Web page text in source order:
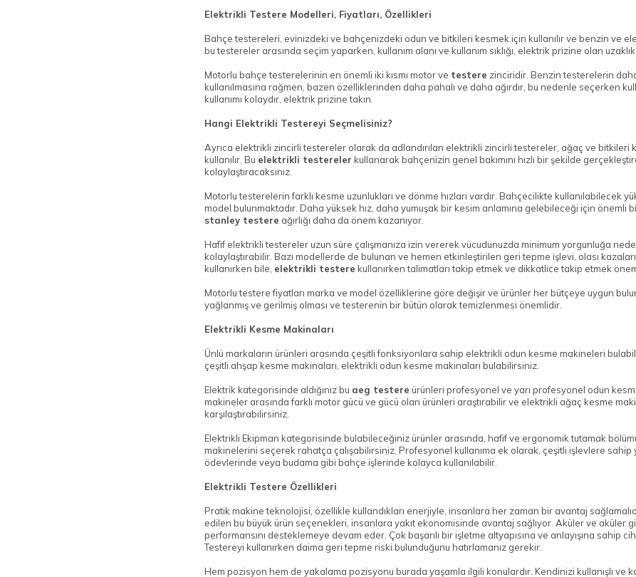
Elektrikli Testere Modelleri, Fiyatları, Özellikleri
​​​​​​​Bahçe testereleri, evinizdeki ve bahçenizdeki odun ve bitkileri kesmek için kullanılır ve benzin ve
bu testereler arasında seçim yaparken, kullanım alanı ve kullanım sıklığı, elektrik prizine olan
Motorlu bahçe testerelerinin en önemli iki kısmı motor ve testere zinciridir. Benzin testerelerin
kullanılmasına rağmen, bazen özelliklerinden daha pahalı ve daha ağırdır, bu nedenle seçerken
kullanımı kolaydır, elektrik prizine takın.
Hangi Elektrikli Testereyi Seçmelisiniz?
Ayrıca elektrikli zincirli testereler olarak da adlandırılan elektrikli zincirli testereler, ağaç ve bitkileri
kullanılır. Bu elektrikli testereler kullanarak bahçenizin genel bakımını hızlı bir şekilde
kolaylaştıracaksınız.
Motorlu testerelerin farklı kesme uzunlukları ve dönme hızları vardır. Bahçecilikte kullanılabilecek
model bulunmaktadır. Daha yüksek hız, daha yumuşak bir kesim anlamına gelebileceği için önemli
stanley testere ağırlığı daha da önem kazanıyor.
Hafif elektrikli testereler uzun süre çalışmanıza izin vererek vücudunuzda minimum yorgunluğa
kolaylaştırabilir. Bazı modellerde de bulunan ve hemen etkinleştirilen geri tepme işlevi, olası
kullanırken bile, elektrikli testere kullanırken talimatları takip etmek ve dikkatlice takip etmek
Motorlu testere fiyatları marka ve model özelliklerine göre değişir ve ürünler her bütçeye uygun
yağlanmış ve gerilmiş olması ve testerenin bir bütün olarak temizlenmesi önemlidir.
Elektrikli Kesme Makinaları
Ünlü markaların ürünleri arasında çeşitli fonksiyonlara sahip elektrikli odun kesme makineleri
çeşitli ahşap kesme makinaları, elektrikli odun kesme makinaları bulabilirsiniz.
Elektrik kategorisinde aldığınız bu aeg testere ürünleri profesyonel ve yarı profesyonel odun
makineler arasında farklı motor gücü ve gücü olan ürünleri araştırabilir ve elektrikli ağaç kesme
karşılaştırabilirsiniz.
Elektrikli Ekipman kategorisinde bulabileceğiniz ürünler arasında, hafif ve ergonomik tutamak
makinelerini seçerek rahatça çalışabilirsiniz. Profesyonel kullanıma ek olarak, çeşitli işlevlere
ödevlerinde veya budama gibi bahçe işlerinde kolayca kullanılabilir.
Elektrikli Testere Özellikleri
Pratik makine teknolojisi, özellikle kullandıkları enerjiyle, insanlara her zaman bir avantaj
edilen bu büyük ürün seçenekleri, insanlara yakıt ekonomisinde avantaj sağlıyor. Aküler ve aküler
performansını desteklemeye devam eder. Çok başarılı bir işletme altyapısına ve anlayışına sahip
Testereyi kullanırken daima geri tepme riski bulunduğunu hatırlamanız gerekir.
Hem pozisyon hem de yakalama pozisyonu burada yaşamla ilgili konulardır. Kendinizi kullanışlı ve